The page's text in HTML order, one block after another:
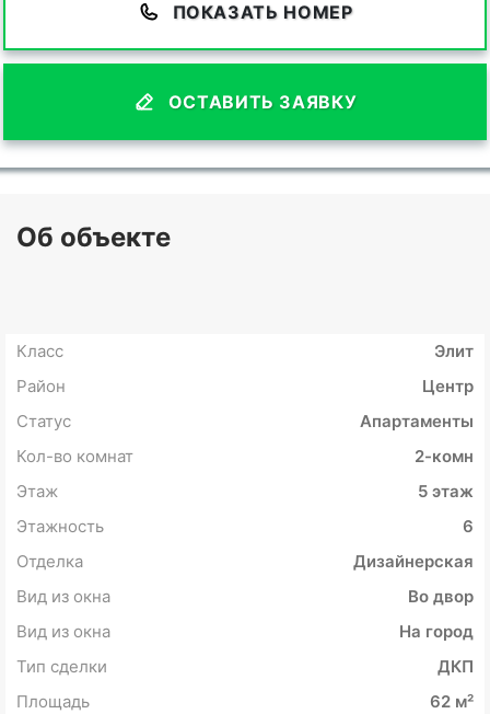
ПОКАЗАТЬ НОМЕР
ОСТАВИТЬ ЗАЯВКУ
Об объекте
Класс
Элит
Район
Центр
Статус
Апартаменты
Кол-во комнат
2-комн
Этаж
5 этаж
Этажность
6
Отделка
Дизайнерская
Вид из окна
Во двор
Вид из окна
На город
Тип сделки
ДКП
Площадь
62 м²